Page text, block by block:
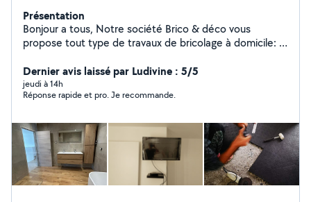
Présentation
Bonjour a tous, Notre société Brico & déco vous
propose tout type de travaux de bricolage à domicile: -
Décoration intérieur (fixation d'étagère, tableau, miroir
etc...) -Électricité (installation de luminaire, prise,
interrupteur etc...) -Plomberie (tuyauterie PVC,
peint - Pose de carrelage - Jardinage ( nettoyage de
terrasse, pose et construction de terrasse en bois ou
en PVC..) -Tout autre travaux (j'étudie toutes les
demandes). Tarif: Sur devis Carmen et Reda
Brico&déco
Dernier avis laissé par Ludivine : 5/5
jeudi à 14h
Réponse rapide et pro. Je recommande.